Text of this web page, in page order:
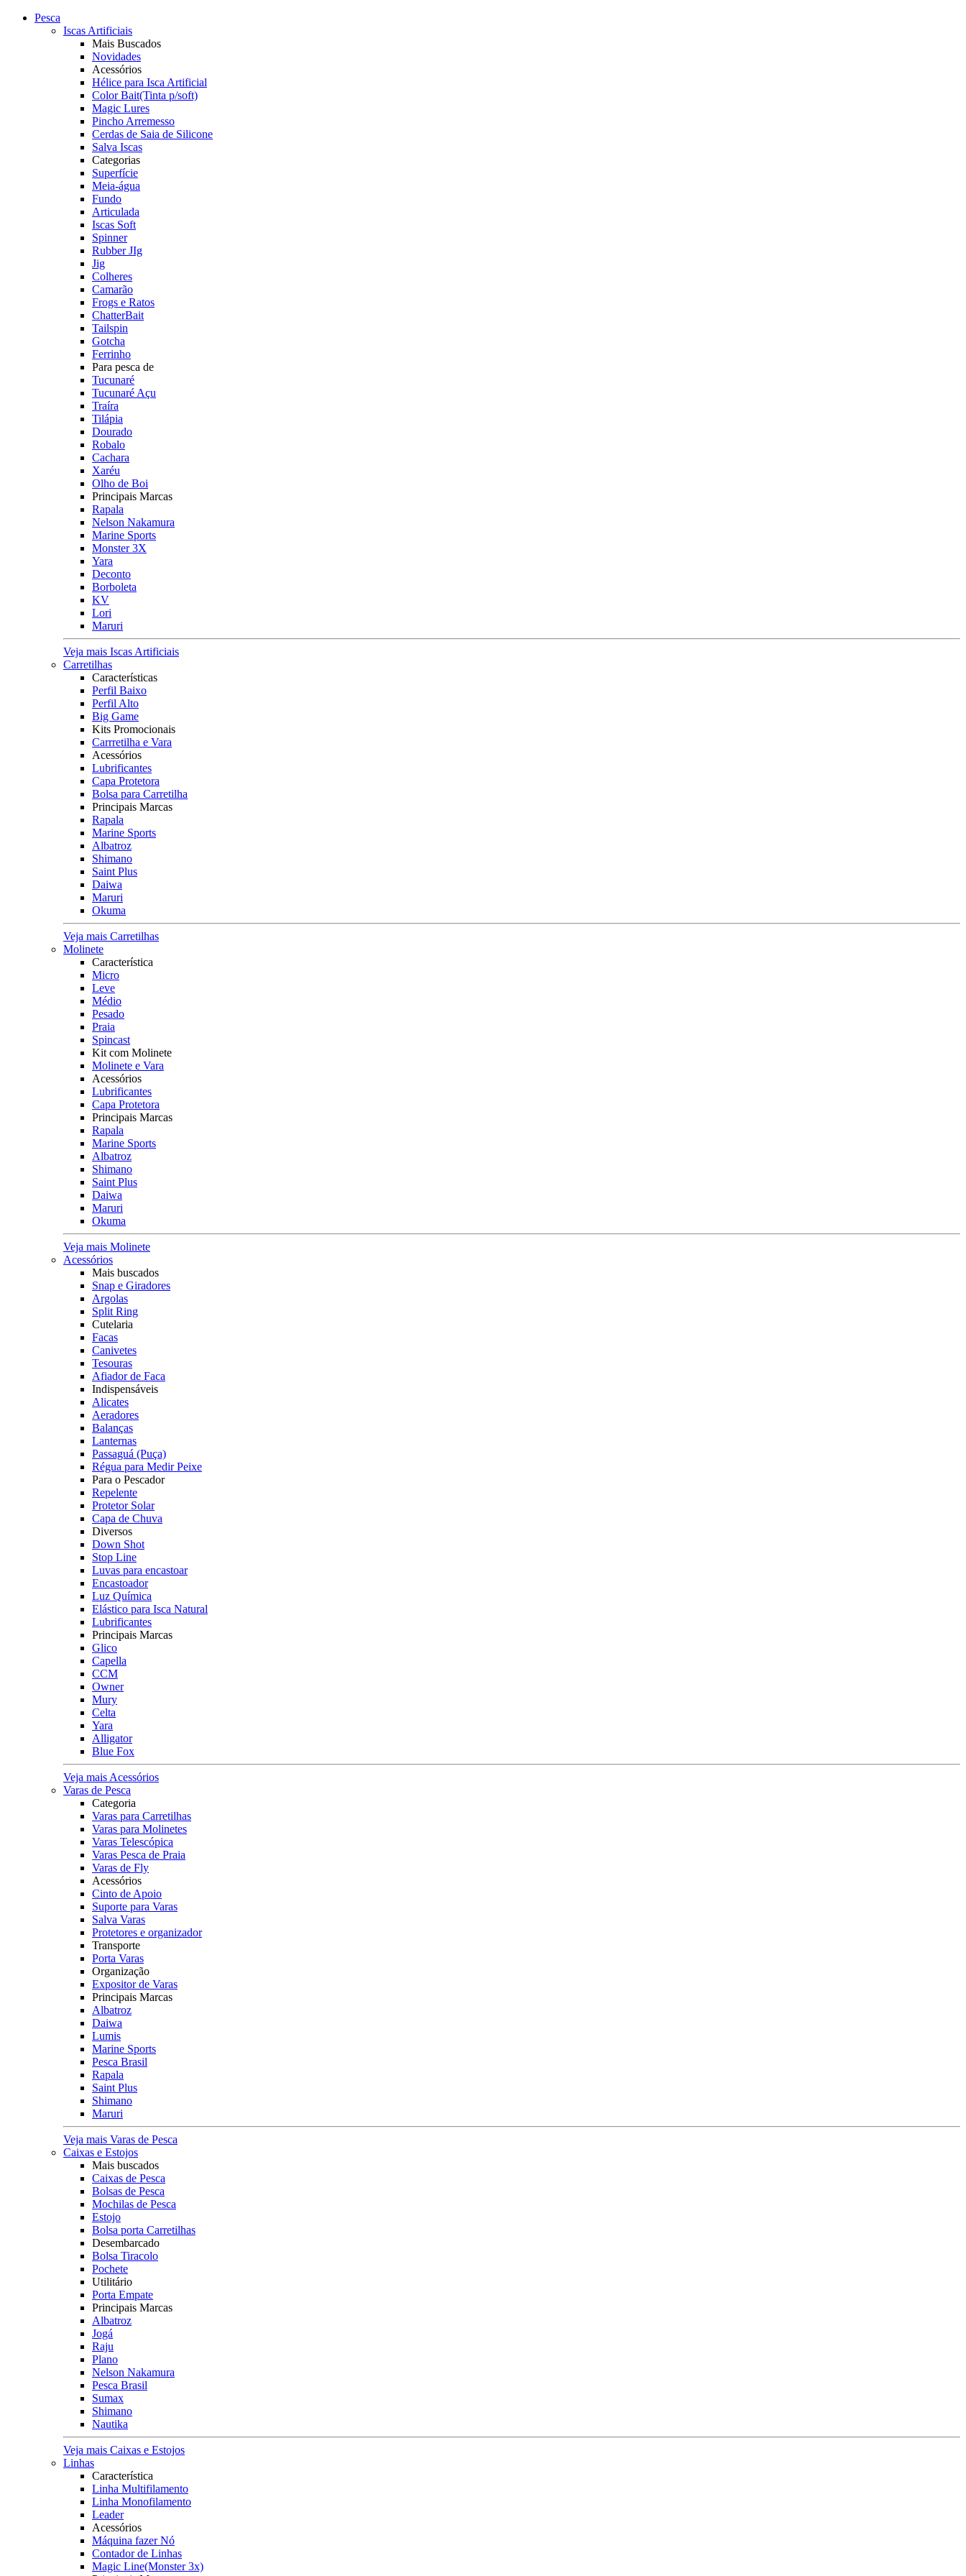
Pesca
Iscas Artificiais
Mais Buscados
Novidades
Acessórios
Hélice para Isca Artificial
Color Bait(Tinta p/soft)
Magic Lures
Pincho Arremesso
Cerdas de Saia de Silicone
Salva Iscas
Categorias
Superfície
Meia-água
Fundo
Articulada
Iscas Soft
Spinner
Rubber JIg
Jig
Colheres
Camarão
Frogs e Ratos
ChatterBait
Tailspin
Gotcha
Ferrinho
Para pesca de
Tucunaré
Tucunaré Açu
Traíra
Tilápia
Dourado
Robalo
Cachara
Xaréu
Olho de Boi
Principais Marcas
Rapala
Nelson Nakamura
Marine Sports
Monster 3X
Yara
Deconto
Borboleta
KV
Lori
Maruri
Veja mais Iscas Artificiais
Carretilhas
Características
Perfil Baixo
Perfil Alto
Big Game
Kits Promocionais
Carrretilha e Vara
Acessórios
Lubrificantes
Capa Protetora
Bolsa para Carretilha
Principais Marcas
Rapala
Marine Sports
Albatroz
Shimano
Saint Plus
Daiwa
Maruri
Okuma
Veja mais Carretilhas
Molinete
Característica
Micro
Leve
Médio
Pesado
Praia
Spincast
Kit com Molinete
Molinete e Vara
Acessórios
Lubrificantes
Capa Protetora
Principais Marcas
Rapala
Marine Sports
Albatroz
Shimano
Saint Plus
Daiwa
Maruri
Okuma
Veja mais Molinete
Acessórios
Mais buscados
Snap e Giradores
Argolas
Split Ring
Cutelaria
Facas
Canivetes
Tesouras
Afiador de Faca
Indispensáveis
Alicates
Aeradores
Balanças
Lanternas
Passaguá (Puça)
Régua para Medir Peixe
Para o Pescador
Repelente
Protetor Solar
Capa de Chuva
Diversos
Down Shot
Stop Line
Luvas para encastoar
Encastoador
Luz Química
Elástico para Isca Natural
Lubrificantes
Principais Marcas
Glico
Capella
CCM
Owner
Mury
Celta
Yara
Alligator
Blue Fox
Veja mais Acessórios
Varas de Pesca
Categoria
Varas para Carretilhas
Varas para Molinetes
Varas Telescópica
Varas Pesca de Praia
Varas de Fly
Acessórios
Cinto de Apoio
Suporte para Varas
Salva Varas
Protetores e organizador
Transporte
Porta Varas
Organização
Expositor de Varas
Principais Marcas
Albatroz
Daiwa
Lumis
Marine Sports
Pesca Brasil
Rapala
Saint Plus
Shimano
Maruri
Veja mais Varas de Pesca
Caixas e Estojos
Mais buscados
Caixas de Pesca
Bolsas de Pesca
Mochilas de Pesca
Estojo
Bolsa porta Carretilhas
Desembarcado
Bolsa Tiracolo
Pochete
Utilitário
Porta Empate
Principais Marcas
Albatroz
Jogá
Raju
Plano
Nelson Nakamura
Pesca Brasil
Sumax
Shimano
Nautika
Veja mais Caixas e Estojos
Linhas
Característica
Linha Multifilamento
Linha Monofilamento
Leader
Acessórios
Máquina fazer Nó
Contador de Linhas
Magic Line(Monster 3x)